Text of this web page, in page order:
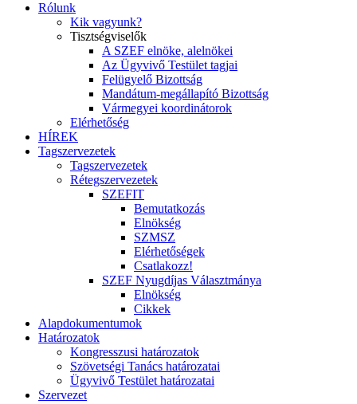
Rólunk
Kik vagyunk?
Tisztségviselők
A SZEF elnöke, alelnökei
Az Ügyvivő Testület tagjai
Felügyelő Bizottság
Mandátum-megállapító Bizottság
Vármegyei koordinátorok
Elérhetőség
HÍREK
Tagszervezetek
Tagszervezetek
Rétegszervezetek
SZEFIT
Bemutatkozás
Elnökség
SZMSZ
Elérhetőségek
Csatlakozz!
SZEF Nyugdíjas Választmánya
Elnökség
Cikkek
Alapdokumentumok
Határozatok
Kongresszusi határozatok
Szövetségi Tanács határozatai
Ügyvivő Testület határozatai
Szervezet